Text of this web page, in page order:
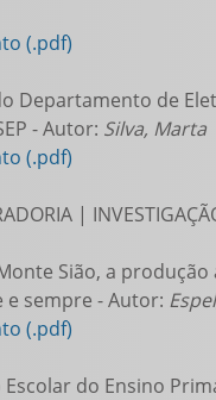
(.pdf)
Departamento de
- Autor: Silva, Marta
(.pdf)
|
Sião, a produção
e sempre - Autor:
(.pdf)
do Ensino